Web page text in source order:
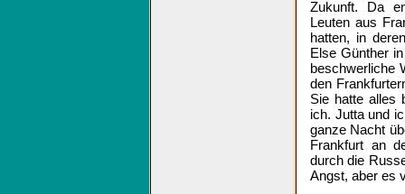
Zukunft. Da
Leuten aus
hatten, in
Else Günther
beschwerliche
den
Sie hatte alles
ich. Jutta und
ganze Nacht
Frankfurt an
durch die
Angst, aber es